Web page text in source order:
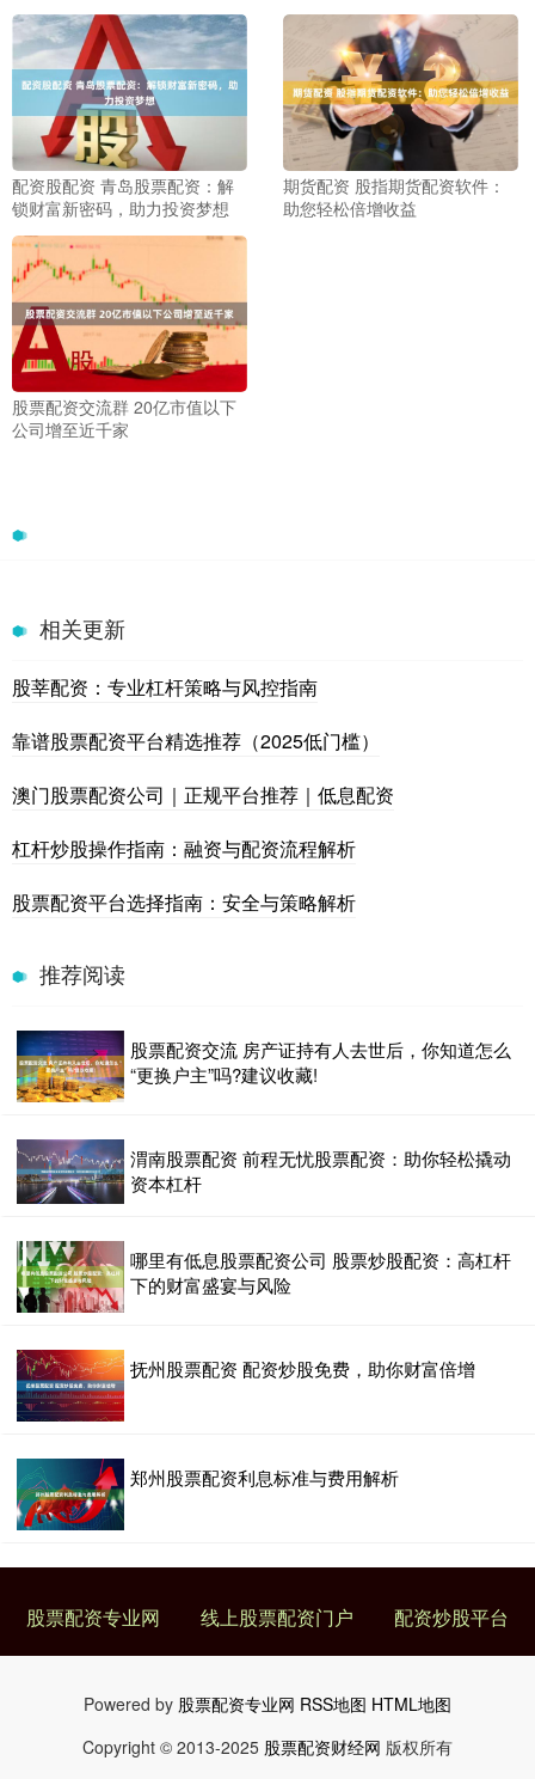
配资股配资 青岛股票配资：解
锁财富新密码，助力投资梦想
期货配资 股指期货配资软件：
助您轻松倍增收益
股票配资交流群 20亿市值以下
公司增至近千家
相关更新
股莘配资：专业杠杆策略与风控指南
靠谱股票配资平台精选推荐（2025低门槛）
澳门股票配资公司｜正规平台推荐｜低息配资
杠杆炒股操作指南：融资与配资流程解析
股票配资平台选择指南：安全与策略解析
推荐阅读
股票配资交流 房产证持有人去世后，你知道怎么
“更换户主”吗?建议收藏!
渭南股票配资 前程无忧股票配资：助你轻松撬动
资本杠杆
哪里有低息股票配资公司 股票炒股配资：高杠杆
下的财富盛宴与风险
抚州股票配资 配资炒股免费，助你财富倍增
郑州股票配资利息标准与费用解析
股票配资专业网 线上股票配资门户 配资炒股平台
Powered by 股票配资专业网 RSS地图 HTML地图
Copyright © 2013-2025 股票配资财经网 版权所有